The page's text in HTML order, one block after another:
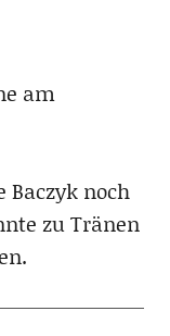
am
noch
zu Tränen